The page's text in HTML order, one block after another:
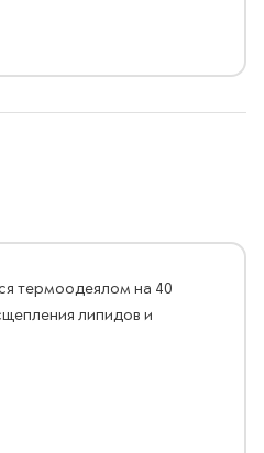
термоодеялом на 40
липидов и